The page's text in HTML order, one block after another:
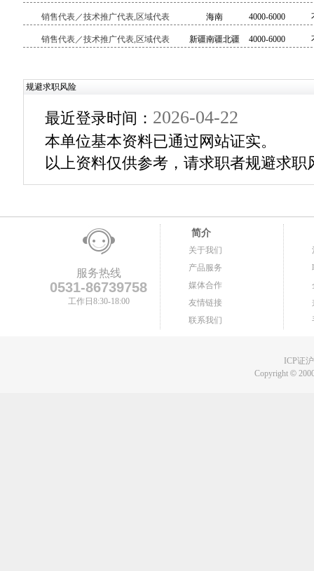
销售代表／技术推广代表,区域代表 海南 4000-6000
销售代表／技术推广代表,区域代表 新疆南疆北疆 4000-6000
规避求职风险
最近登录时间： 2026-04-22
本单位基本资料已通过网站证实。
以上资料仅供参考，请求职者规避求职
服务热线
0531-86739758
工作日8:30-18:00
简介
关于我们
产品服务
媒体合作
友情链接
联系我们
ICP证
Copyright©